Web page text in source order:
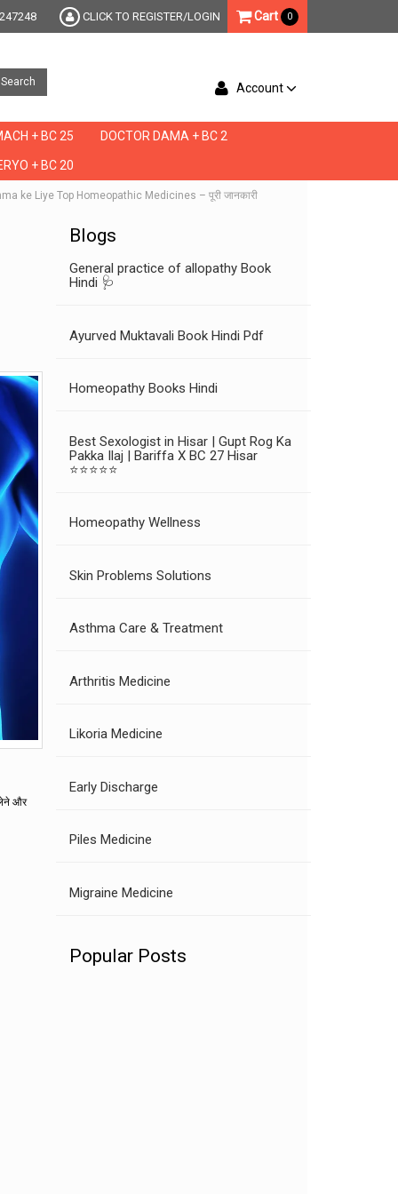
CLICK TO REGISTER/LOGIN Cart 0
Search Account
+ BC 25 DOCTOR DAMA + BC 2
+ BC 20
ke Liye Top Homeopathic Medicines – पूरी जानकारी
और
Blogs
General practice of allopathy Book
Hindi 🩺
Ayurved Muktavali Book Hindi Pdf
Homeopathy Books Hindi
Best Sexologist in Hisar | Gupt Rog Ka
Pakka Ilaj | Bariffa X BC 27 Hisar
⭐⭐⭐⭐⭐
Homeopathy Wellness
Skin Problems Solutions
Asthma Care & Treatment
Arthritis Medicine
Likoria Medicine
Early Discharge
Piles Medicine
Migraine Medicine
Popular Posts